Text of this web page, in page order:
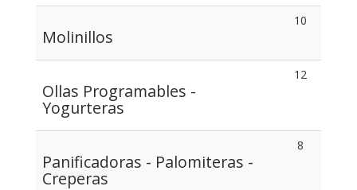
Molinillos
10
Ollas Programables -
Yogurteras
12
Panificadoras - Palomiteras -
Creperas
8